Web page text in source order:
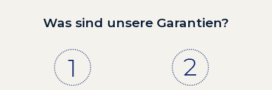
Was sind unsere Garantien?